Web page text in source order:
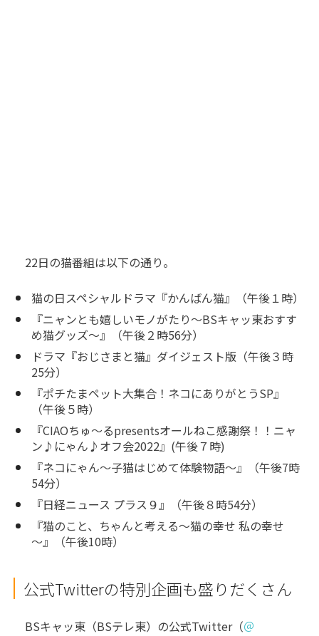
22日の猫番組は以下の通り。
猫の日スペシャルドラマ『かんばん猫』（午後１時）
『ニャンとも嬉しいモノがたり～BSキャッ東おすす
め猫グッズ～』（午後２時56分）
ドラマ『おじさまと猫』ダイジェスト版（午後３時
25分）
『ポチたまペット大集合！ネコにありがとうSP』
（午後５時）
『CIAOちゅ～るpresentsオールねこ感謝祭！！ニャ
ン♪にゃん♪オフ会2022』(午後７時)
『ネコにゃん～子猫はじめて体験物語～』（午後7時
54分）
『日経ニュース プラス９』（午後８時54分）
『猫のこと、ちゃんと考える～猫の幸せ 私の幸せ
～』（午後10時）
公式Twitterの特別企画も盛りだくさん
BSキャッ東（BSテレ東）の公式Twitter（＠